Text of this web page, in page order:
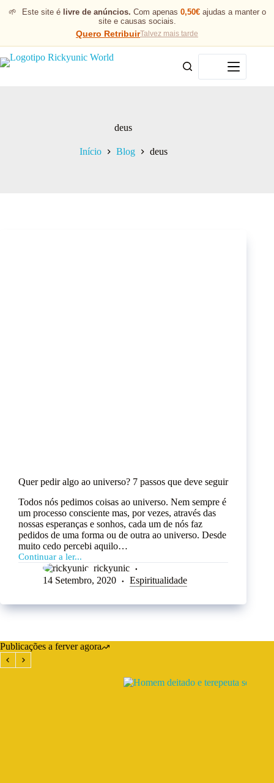
🌱 Este site é livre de anúncios. Com apenas 0,50€ajudas a manter o
site e causas sociais.
Quero RetribuirTalvez mais tarde
Menu
deus
Início Blog deus
Quer pedir algo ao universo? 7 passos que deve seguir
Todos nós pedimos coisas ao universo. Nem sempre é
um processo consciente mas, por vezes, através das
nossas esperanças e sonhos, cada um de nós faz
pedidos de uma forma ou de outra ao universo. Desde
muito cedo percebi aquilo…
Continuar a ler...
rickyunic
14 Setembro, 2020
Espiritualidade
Publicações a ferver agora